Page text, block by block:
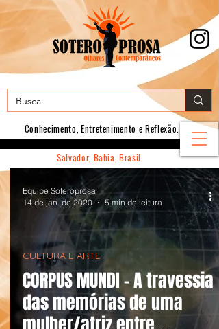
Conhecimento, Entretenimento e Reflexão.
Salvador, Bahia, Brasil.
CORPUS MUNDI – A travessia
das memórias de uma
CULTURA E ARTE
Equipe Soteroprosa
14 de jan. de 2020
5 min de leitura